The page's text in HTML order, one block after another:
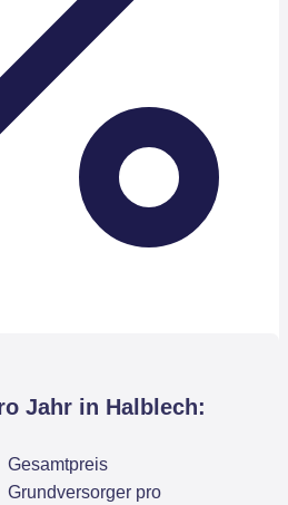
Jahr in Halblech:
Gesamtpreis
Grundversorger pro